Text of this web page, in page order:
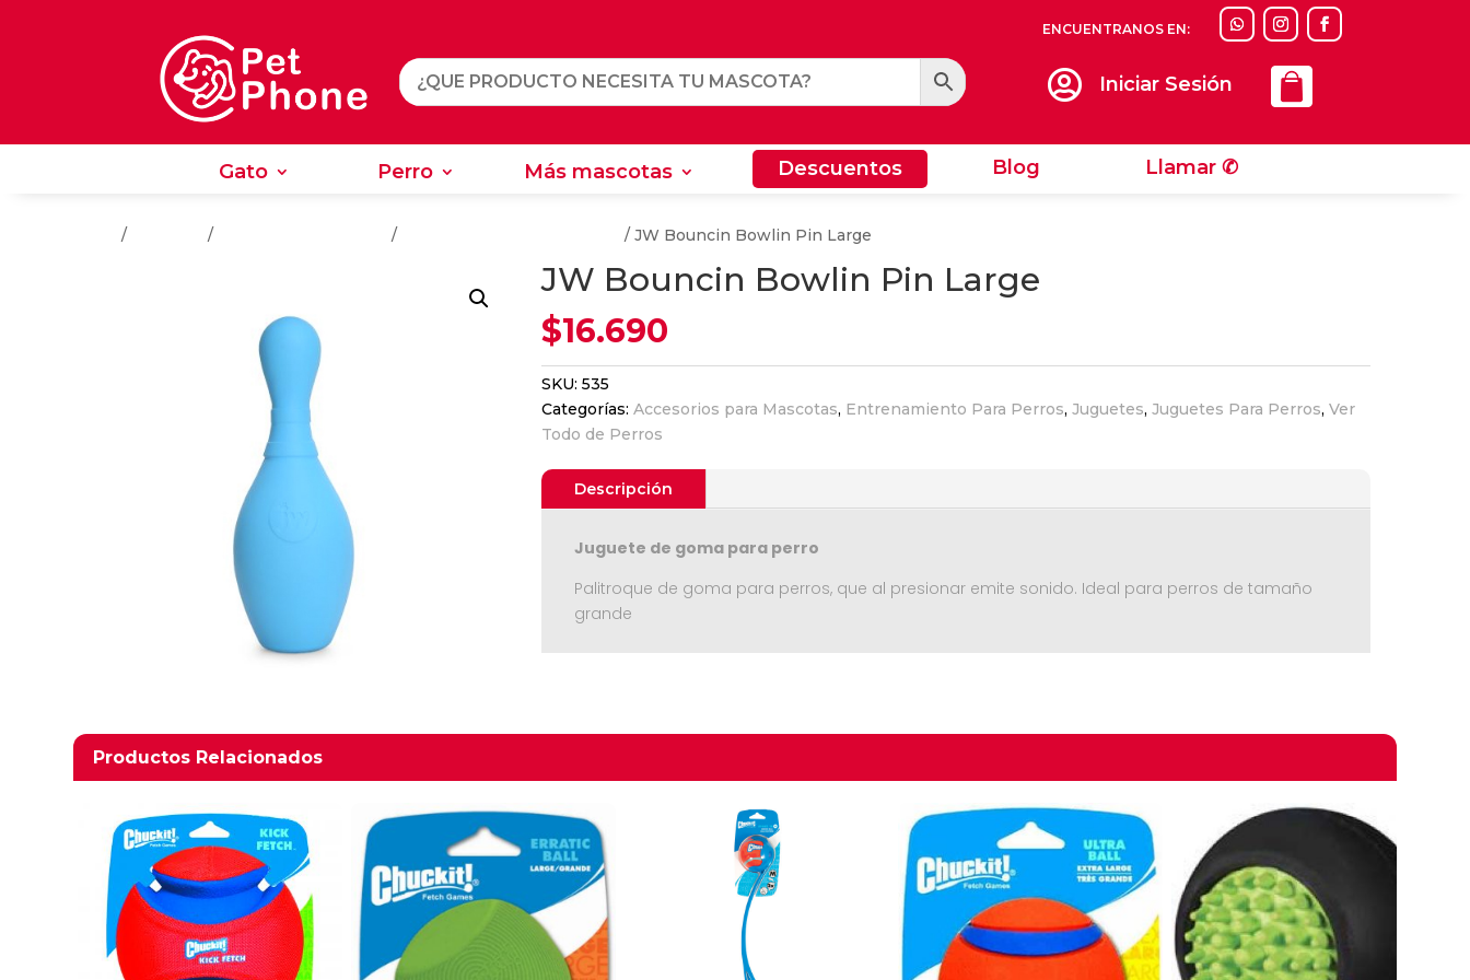
ENCUENTRANOS EN:
 Iniciar Sesión
Gato Perro Más mascotas Descuentos Blog Llamar ✆
Llamar ✆
/ / / / JW Bouncin Bowlin Pin Large
JW Bouncin Bowlin Pin Large
$16.690
SKU: 535
Categorías: Accesorios para Mascotas, Entrenamiento Para Perros, Juguetes, Juguetes Para Perros, Ver
Todo de Perros
Descripción
Juguete de goma para perro
Palitroque de goma para perros, que al presionar emite sonido. Ideal para perros de tamaño
grande
Productos Relacionados
Productos relacionados